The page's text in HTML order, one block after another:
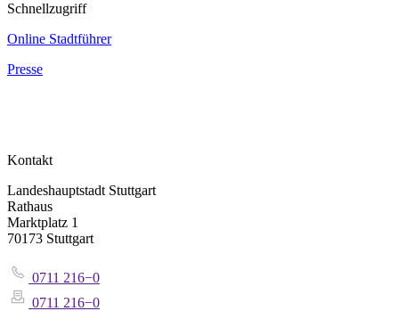
Schnellzugriff
Online Stadtführer
Presse
Kontakt
Landeshauptstadt Stuttgart
Rathaus
Marktplatz 1
70173 Stuttgart
0711 216−0
0711 216−0